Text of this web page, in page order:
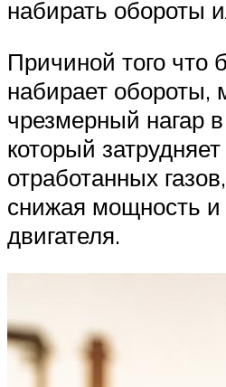
набирать обороты
Причиной того что
набирает обороты,
чрезмерный нагар
который
отработанных
снижая мощность и
двигателя.